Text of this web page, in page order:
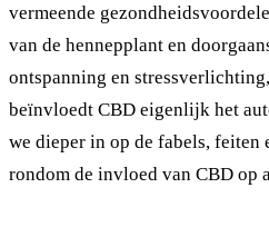
vermeende
van de hennepplant en
ontspanning en
beïnvloedt CBD eigenlijk het
we dieper in op de fabels, feiten
rondom de invloed van CBD op